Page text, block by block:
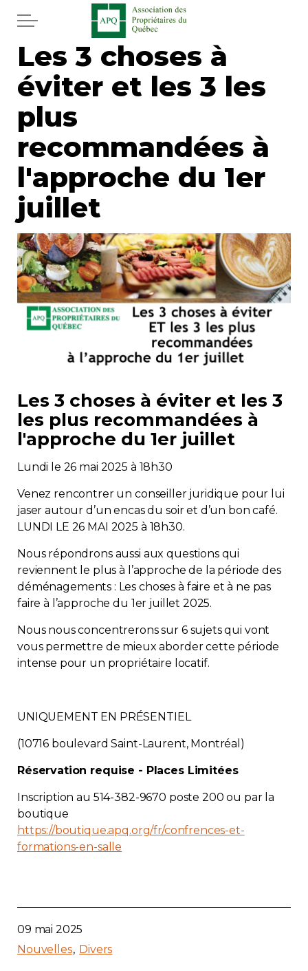
Aller au contenu principal
Accueil
Services
Actualités
Journal
Juridique
Mot de l'éditeur
Divers
Immobilier
Réglementation
Copropriété
Environnement
App APQ
Médias
FAQ
Contact
Adhésion
Les 3 choses à
éviter et les 3 les
plus
recommandées à
l'approche du 1er
juillet
Les 3 choses à éviter et les 3
les plus recommandées à
l'approche du 1er juillet
Lundi le 26 mai 2025 à 18h30
Venez rencontrer un conseiller juridique pour lui
jaser autour d’un encas du soir et d’un bon café.
LUNDI LE 26 MAI 2025 à 18h30.
Nous répondrons aussi aux questions qui
reviennent le plus à l’approche de la période des
déménagements : Les choses à faire et à ne pas
faire à l’approche du 1er juillet 2025.
Nous nous concentrerons sur 6 sujets qui vont
vous permettre de mieux aborder cette période
intense pour un propriétaire locatif.
UNIQUEMENT EN PRÉSENTIEL
(10716 boulevard Saint-Laurent, Montréal)
Réservation requise - Places Limitées
Inscription au 514-382-9670 poste 200 ou par la
boutique
https://boutique.apq.org/fr/confrences-et-
formations-en-salle
09 mai 2025
Nouvelles Divers